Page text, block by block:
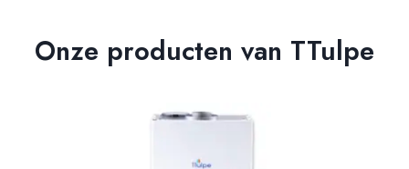
Onze producten van TTulpe